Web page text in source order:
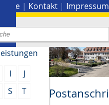
Presse | Kontakt | Impressum
I
J
S
T